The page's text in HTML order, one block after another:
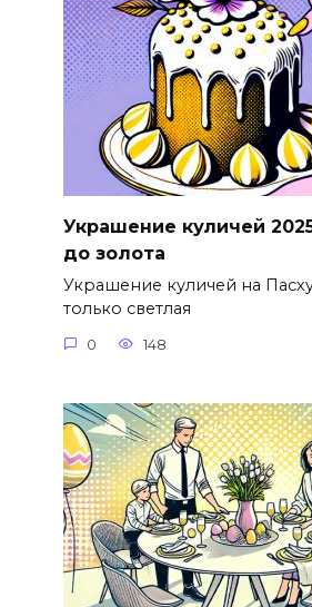
Украшение куличей
до золота
Украшение куличей на
только светлая
0 148